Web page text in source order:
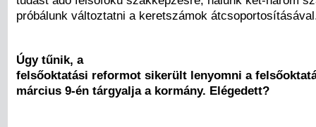
próbálunk változtatni a keretszámok
Úgy tűnik, a
felsőoktatási reformot sikerült lenyomni a
március 9-én tárgyalja a kormány. Elégedett?